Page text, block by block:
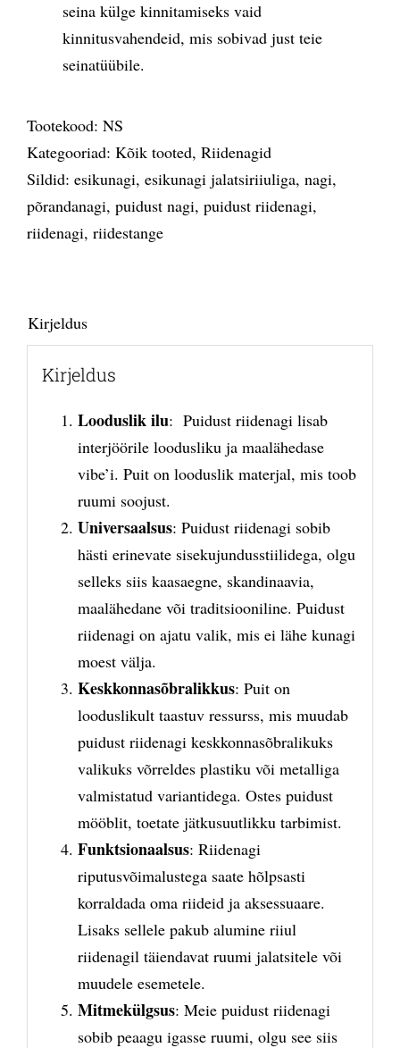
seina külge kinnitamiseks vaid
kinnitusvahendeid, mis sobivad just teie
seinatüübile.
Tootekood: NS
Kategooriad: Kõik tooted, Riidenagid
Sildid: esikunagi, esikunagi jalatsiriiuliga, nagi,
põrandanagi, puidust nagi, puidust riidenagi,
riidenagi, riidestange
Kirjeldus
Kirjeldus
Looduslik ilu: Puidust riidenagi lisab
interjöörile loodusliku ja maalähedase
vibe’i. Puit on looduslik materjal, mis toob
ruumi soojust.
Universaalsus: Puidust riidenagi sobib
hästi erinevate sisekujundusstiilidega, olgu
selleks siis kaasaegne, skandinaavia,
maalähedane või traditsiooniline. Puidust
riidenagi on ajatu valik, mis ei lähe kunagi
moest välja.
Keskkonnasõbralikkus: Puit on
looduslikult taastuv ressurss, mis muudab
puidust riidenagi keskkonnasõbralikuks
valikuks võrreldes plastiku või metalliga
valmistatud variantidega. Ostes puidust
mööblit, toetate jätkusuutlikku tarbimist.
Funktsionaalsus: Riidenagi
riputusvõimalustega saate hõlpsasti
korraldada oma riideid ja aksessuaare.
Lisaks sellele pakub alumine riiul
riidenagil täiendavat ruumi jalatsitele või
muudele esemetele.
Mitmekülgsus: Meie puidust riidenagi
sobib peaagu igasse ruumi, olgu see siis